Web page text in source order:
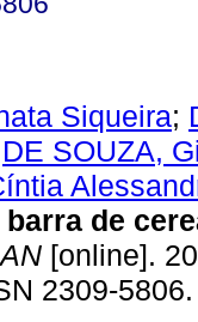
Siqueira;
DE SOUZA,
de
[online].
2309-5806.